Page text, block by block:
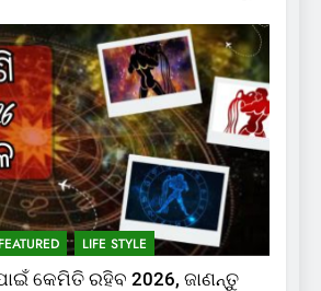
FEATURED LIFE STYLE
କେମିତି ରହିବ 2026, ଜାଣନ୍ତୁ